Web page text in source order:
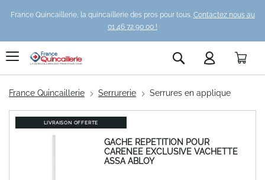
France Quincaillerie, la quincaillerie des pros pour tous. Contactez nous au
01 46 72 90 00 !
Rechercher
France Quincaillerie Serrurerie Serrures en applique
LIVRAISON OFFERTE
GACHE REPETITION POUR
CARENEE EXCLUSIVE VACHETTE
ASSA ABLOY